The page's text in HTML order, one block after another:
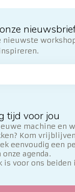
tijd voor jou
machine en
Kom
eenvoudig een
agenda.
is voor ons
nieuwste